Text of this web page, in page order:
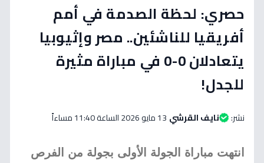
حصري: لحظة الصدمة في أمم
أفريقيا للناشئين.. مصر وإثيوبيا
يتعادلان 0-0 في مباراة مثيرة
للجدل!
نشر: نايف القرشي 13 مايو 2026 الساعة 11:40 مساءاً
انتهت مباراة الجولة الأولى بجولة من الفرص